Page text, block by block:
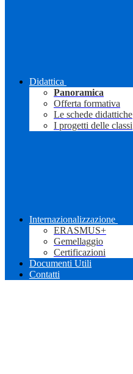
Didattica
Panoramica
Offerta formativa
Le schede didattiche
I progetti delle classi
Internazionalizzazione
ERASMUS+
Gemellaggio
Certificazioni
Documenti Utili
Contatti